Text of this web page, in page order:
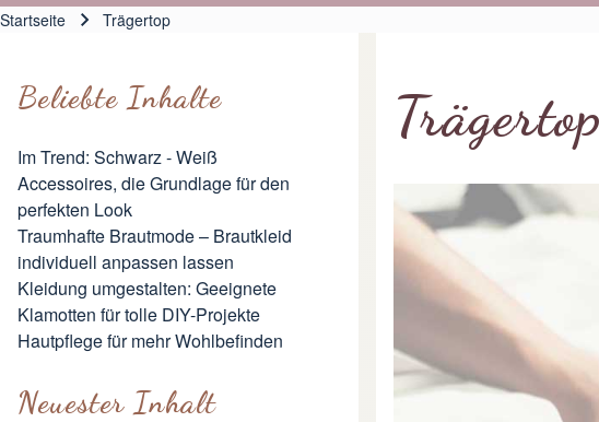
Startseite Trägertop
Beliebte Inhalte
Im Trend: Schwarz - Weiß
Accessoires, die Grundlage für den
perfekten Look
Traumhafte Brautmode – Brautkleid
individuell anpassen lassen
Kleidung umgestalten: Geeignete
Klamotten für tolle DIY-Projekte
Hautpflege für mehr Wohlbefinden
Neuester Inhalt
Trägertop